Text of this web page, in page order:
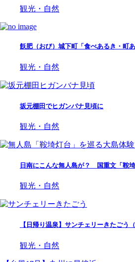
観光・自然
飫肥（おび）城下町「食べあるき・町あ
観光・自然
坂元棚田でヒガンバナ見頃に
観光・自然
日南にこんな無人島が？ 国重文「鞍
観光・自然
【日帰り温泉】サンチェリーきたごう（
観光・自然